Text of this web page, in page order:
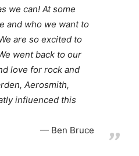
we can! At some
and who we want to
are so excited to
went back to our
love for rock and
Aerosmith,
influenced this
Ben Bruce